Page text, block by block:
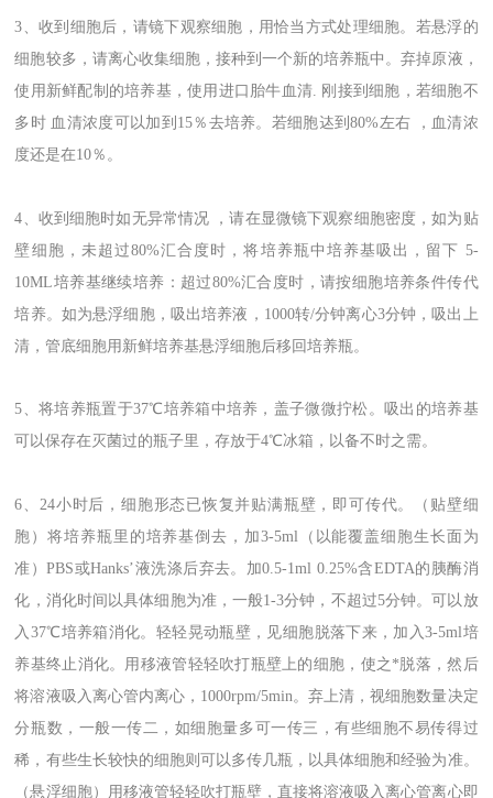
3、收到细胞后，请镜下观察细胞，用恰当方式处理细胞。若悬浮的
细胞较多，请离心收集细胞，接种到一个新的培养瓶中。弃掉原液，
使用新鲜配制的培养基，使用进口胎牛血清. 刚接到细胞，若细胞不
多时 血清浓度可以加到15％去培养。若细胞迏到80%左右 ，血清浓
度还是在10％。
4、收到细胞时如无异常情况 ，请在显微镜下观察细胞密度，如为贴
壁细胞，未超过80%汇合度时，将培养瓶中培养基吸出，留下 5-
10ML培养基继续培养：超过80%汇合度时，请按细胞培养条件传代
培养。如为悬浮细胞，吸出培养液，1000转/分钟离心3分钟，吸出上
清，管底细胞用新鲜培养基悬浮细胞后移回培养瓶。
5、将培养瓶置于37℃培养箱中培养，盖子微微拧松。吸出的培养基
可以保存在灭菌过的瓶子里，存放于4℃冰箱，以备不时之需。
6、24小时后，细胞形态已恢复并贴满瓶壁，即可传代。（贴壁细
胞）将培养瓶里的培养基倒去，加3-5ml（以能覆盖细胞生长面为
准）PBS或Hanks’液洗涤后弃去。加0.5-1ml 0.25%含EDTA的胰酶消
化，消化时间以具体细胞为准，一般1-3分钟，不超过5分钟。可以放
入37℃培养箱消化。轻轻晃动瓶壁，见细胞脱落下来，加入3-5ml培
养基终止消化。用移液管轻轻吹打瓶壁上的细胞，使之*脱落，然后
将溶液吸入离心管内离心，1000rpm/5min。弃上清，视细胞数量决定
分瓶数，一般一传二，如细胞量多可一传三，有些细胞不易传得过
稀，有些生长较快的细胞则可以多传几瓶，以具体细胞和经验为准。
（悬浮细胞）用移液管轻轻吹打瓶壁，直接将溶液吸入离心管离心即